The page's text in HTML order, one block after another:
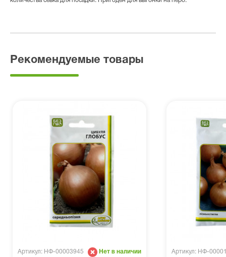
Рекомендуемые товары
Артикул: НФ-00003945 Нет в наличии Артикул: НФ-